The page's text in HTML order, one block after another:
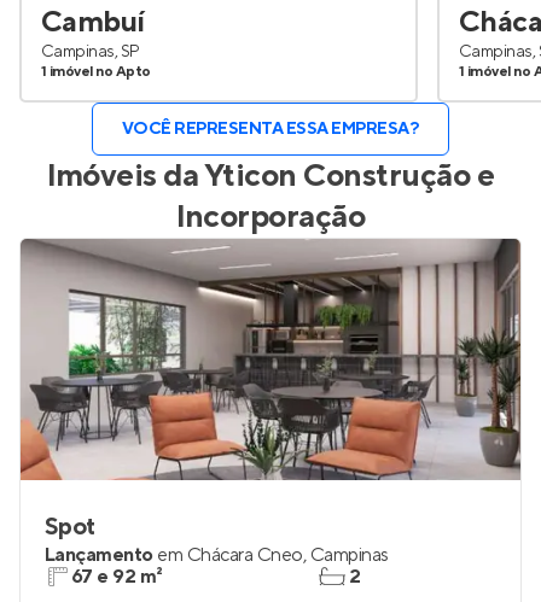
Cambuí
Campinas, SP
1 imóvel no Apto
Campinas,
1 imóvel no
VOCÊ REPRESENTA ESSA EMPRESA?
Imóveis daYticon Construção e
Incorporação
Spot
Lançamento em Chácara Cneo, Campinas
67 e 92 m²
2